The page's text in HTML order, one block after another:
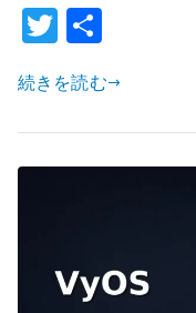
IPv4
/
の
動
T
w
it
te
r
続きを読む